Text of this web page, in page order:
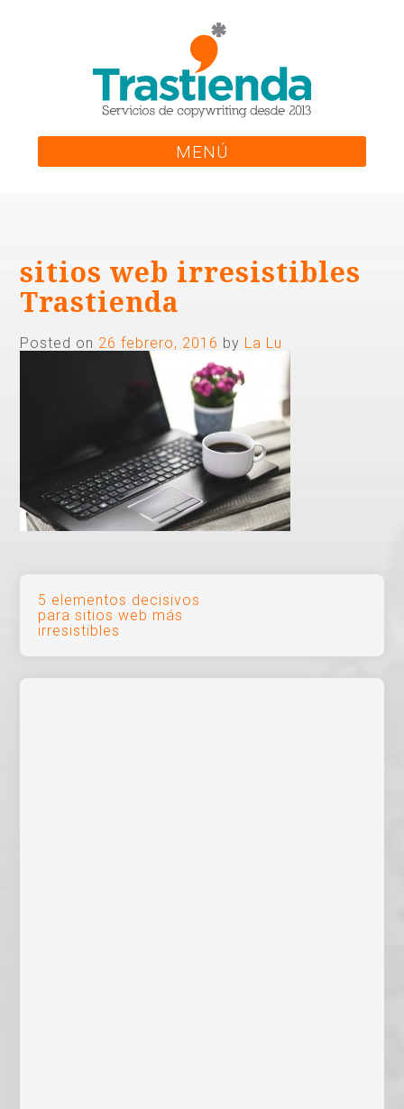
MENÚ
sitios web irresistibles
Trastienda
Posted on 26 febrero, 2016 by La Lu
Navegación
de
entradas
5 elementos decisivos
para sitios web más
irresistibles